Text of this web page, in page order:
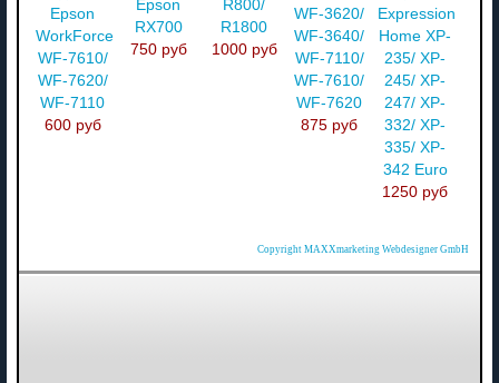
Epson
WorkForce
WF-7610/
WF-7620/
WF-7110
600 руб
Epson
RX700
750 руб
R800/
R1800
1000 руб
WF-3620/
WF-3640/
WF-7110/
WF-7610/
WF-7620
875 руб
Expression
Home XP-
235/ XP-
245/ XP-
247/ XP-
332/ XP-
335/ XP-
342 Euro
1250 руб
Copyright MAXXmarketing Webdesigner GmbH